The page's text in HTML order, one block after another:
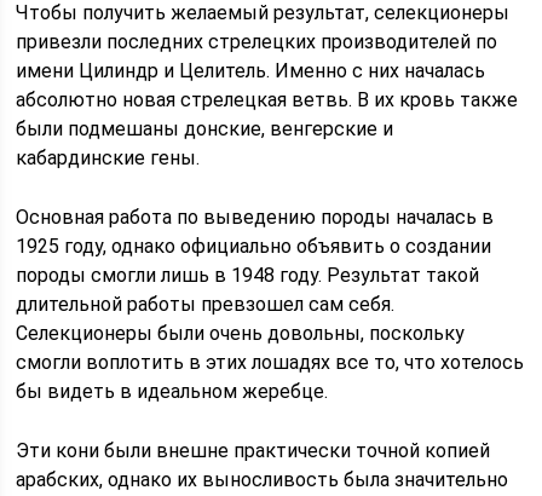
Чтобы получить желаемый результат, селекционеры
привезли последних стрелецких производителей по
имени Цилиндр и Целитель. Именно с них началась
абсолютно новая стрелецкая ветвь. В их кровь также
были подмешаны донские, венгерские и
кабардинские гены.
Основная работа по выведению породы началась в
1925 году, однако официально объявить о создании
породы смогли лишь в 1948 году. Результат такой
длительной работы превзошел сам себя.
Селекционеры были очень довольны, поскольку
смогли воплотить в этих лошадях все то, что хотелось
бы видеть в идеальном жеребце.
Эти кони были внешне практически точной копией
арабских, однако их выносливость была значительно